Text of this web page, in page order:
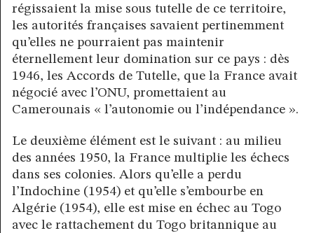
régissaient la mise sous tutelle de ce territoire,
les autorités françaises savaient pertinemment
qu’elles ne pourraient pas maintenir
éternellement leur domination sur ce pays : dès
1946, les Accords de Tutelle, que la France avait
négocié avec l’ONU, promettaient au
Camerounais « l’autonomie ou l’indépendance ».
Le deuxième élément est le suivant : au milieu
des années 1950, la France multiplie les échecs
dans ses colonies. Alors qu’elle a perdu
l’Indochine (1954) et qu’elle s’embourbe en
Algérie (1954), elle est mise en échec au Togo
avec le rattachement du Togo britannique au